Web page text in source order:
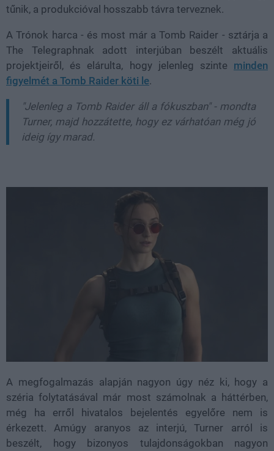
tűnik, a produkcióval hosszabb távra terveznek.
A Trónok harca - és most már a Tomb Raider - sztárja a
The Telegraphnak adott interjúban beszélt aktuális
projektjeiről, és elárulta, hogy jelenleg szinte minden
figyelmét a Tomb Raider köti le.
"Jelenleg a Tomb Raider áll a fókuszban" - mondta
Turner, majd hozzátette, hogy ez várhatóan még jó
ideig így marad.
A megfogalmazás alapján nagyon úgy néz ki, hogy a
széria folytatásával már most számolnak a háttérben,
még ha erről hivatalos bejelentés egyelőre nem is
érkezett. Amúgy aranyos az interjú, Turner arról is
beszélt, hogy bizonyos tulajdonságokban nagyon